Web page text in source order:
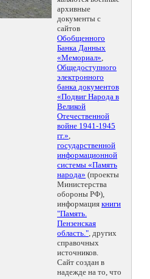
архивные
документы с
сайтов
Обобщенного
Банка Данных
«Мемориал»,
Общедоступного
электронного
банка документов
«Подвиг Народа в
Великой
Отечественной
войне 1941-1945
гг.»,
государственной
информационной
системы «Память
народа» (проекты
Министерства
обороны РФ),
информация книги
"Память.
Пензенская
область.", других
справочных
источников.
Сайт создан в
надежде на то, что